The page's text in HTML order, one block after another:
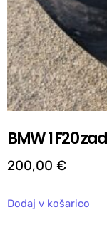
BMW 1 F20
200,00 €
Dodaj v košarico